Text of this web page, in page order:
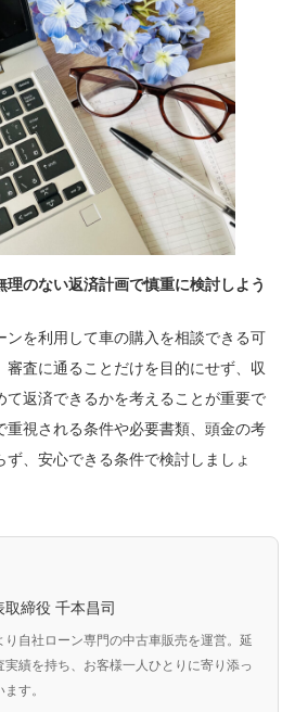
理のない返済計画で慎重に検討しよう
ンを利用して車の購入を相談できる可
査に通ることだけを目的にせず、収
て返済できるかを考えることが重要で
重視される条件や必要書類、頭金の考
ず、安心できる条件で検討しましょ
取締役 千本昌司
り自社ローン専門の中古車販売を運営。延
績を持ち、お客様一人ひとりに寄り添っ
す。